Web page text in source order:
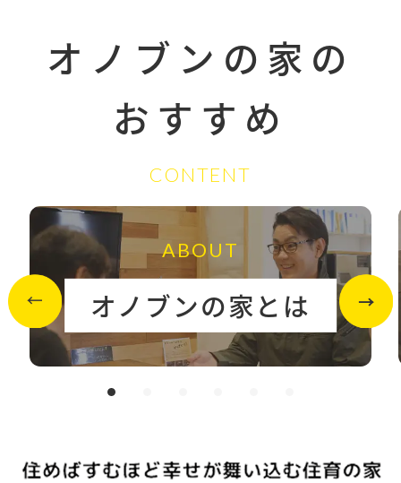
オノブンの家の
おすすめ
CONTENT
ABOUT
オノブンの家とは